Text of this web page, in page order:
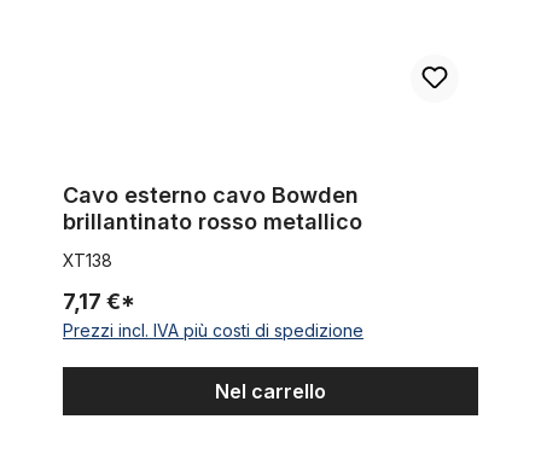
Cavo esterno cavo Bowden
brillantinato rosso metallico
XT138
7,17 €*
Prezzi incl. IVA più costi di spedizione
Nel carrello